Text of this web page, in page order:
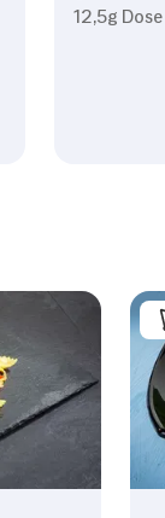
12,5g Dose